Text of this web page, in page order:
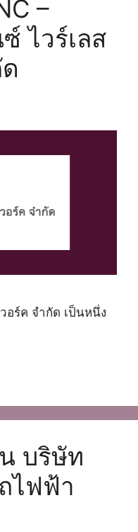
–
ไวร์เลส
อร์ค จํากัด เป็นหนึ่ง
บริษัท
ไฟฟ้า